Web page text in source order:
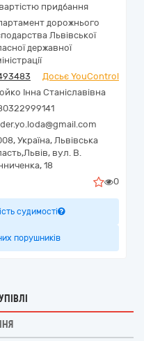
придбання
дорожнього
Львівської
державної
Досьє YouControl
Інна Станіславівна
Україна, Львівська
Львів, вул. В.
18
0
судимості
порушників